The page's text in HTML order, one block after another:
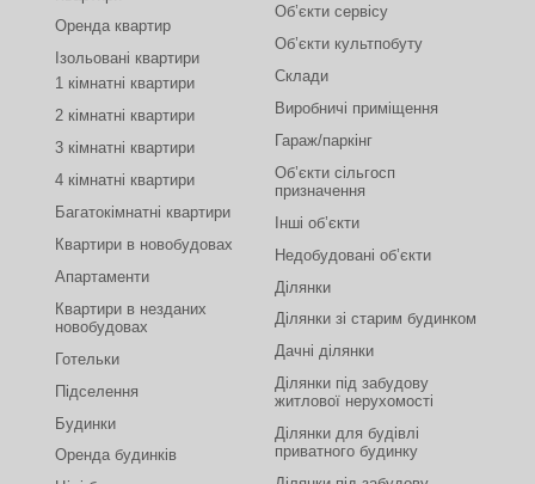
Оренда квартир
Ізольовані квартири
1 кімнатні квартири
2 кімнатні квартири
3 кімнатні квартири
4 кімнатні квартири
Багатокімнатні квартири
Квартири в новобудовах
Апартаменти
Квартири в незданих
новобудовах
Готельки
Підселення
Будинки
Оренда будинків
Об’єкти сервісу
Об’єкти культпобуту
Склади
Виробничі приміщення
Гараж/паркінг
Об’єкти сільгосп
призначення
Інші об’єкти
Недобудовані об’єкти
Ділянки
Ділянки зі старим будинком
Дачні ділянки
Ділянки під забудову
житлової нерухомості
Ділянки для будівлі
приватного будинку